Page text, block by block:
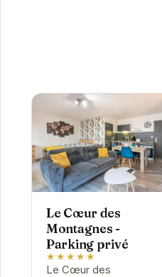
Le Cœur des
Montagnes -
Parking privé
★★★★★
Le Cœur des